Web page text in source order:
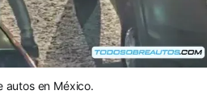
autos en México.